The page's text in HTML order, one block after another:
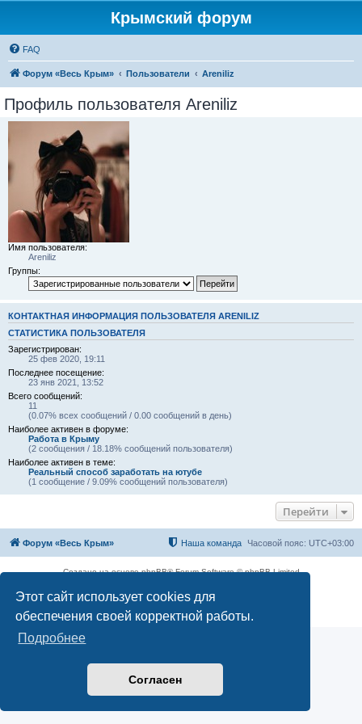
Этот сайт использует cookies для
обеспечения своей корректной работы.
Подробнее
Согласен
Крымский форум
FAQ
Форум «Весь Крым» Пользователи Areniliz
Профиль пользователя Areniliz
Имя пользователя:
Areniliz
Группы:
КОНТАКТНАЯ ИНФОРМАЦИЯ ПОЛЬЗОВАТЕЛЯ ARENILIZ
СТАТИСТИКА ПОЛЬЗОВАТЕЛЯ
Зарегистрирован:
25 фев 2020, 19:11
Последнее посещение:
23 янв 2021, 13:52
Всего сообщений:
11
(0.07% всех сообщений / 0.00 сообщений в день)
Наиболее активен в форуме:
Работа в Крыму
(2 сообщения / 18.18% сообщений пользователя)
Наиболее активен в теме:
Реальный способ заработать на ютубе
(1 сообщение / 9.09% сообщений пользователя)
Перейти
Форум «Весь Крым» Часовой пояс: UTC+03:00
Наша команда
Создано на основе phpBB® Forum Software © phpBB Limited